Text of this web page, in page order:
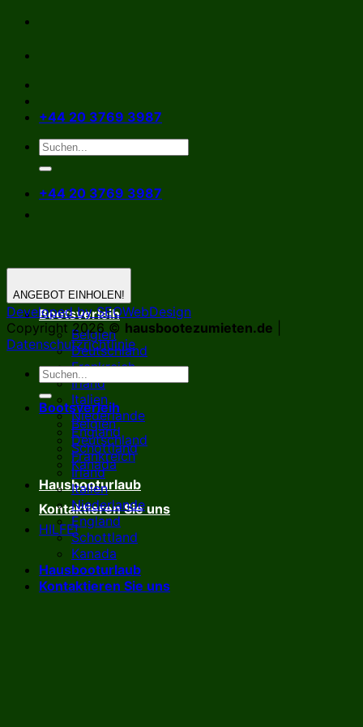
Zum
springen
+44 20 3769 3987
+44 20 3769 3987
Bootsverleih
Belgien
Deutschland
Frankreich
Irland
Italien
Niederlande
England
Schottland
Kanada
Hausbooturlaub
Kontaktieren Sie uns
HILFE!
ANGEBOT EINHOLEN!
Developed by SEOWebDesign
Copyright 2026 © hausbootezumieten.de
Datenschutzrichtlinie
Bootsverleih
Belgien
Deutschland
Frankreich
Irland
Italien
Niederlande
England
Schottland
Kanada
Hausbooturlaub
Kontaktieren Sie uns